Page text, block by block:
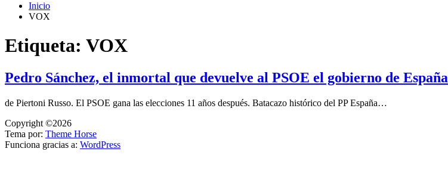
Inicio
VOX
Etiqueta: VOX
Pedro Sánchez, el inmortal que devuelve al PSOE el gobierno de España
de Piertoni Russo. El PSOE gana las elecciones 11 años después. Batacazo histórico del PP España…
Copyright ©2026
Tema por: Theme Horse
Funciona gracias a: WordPress